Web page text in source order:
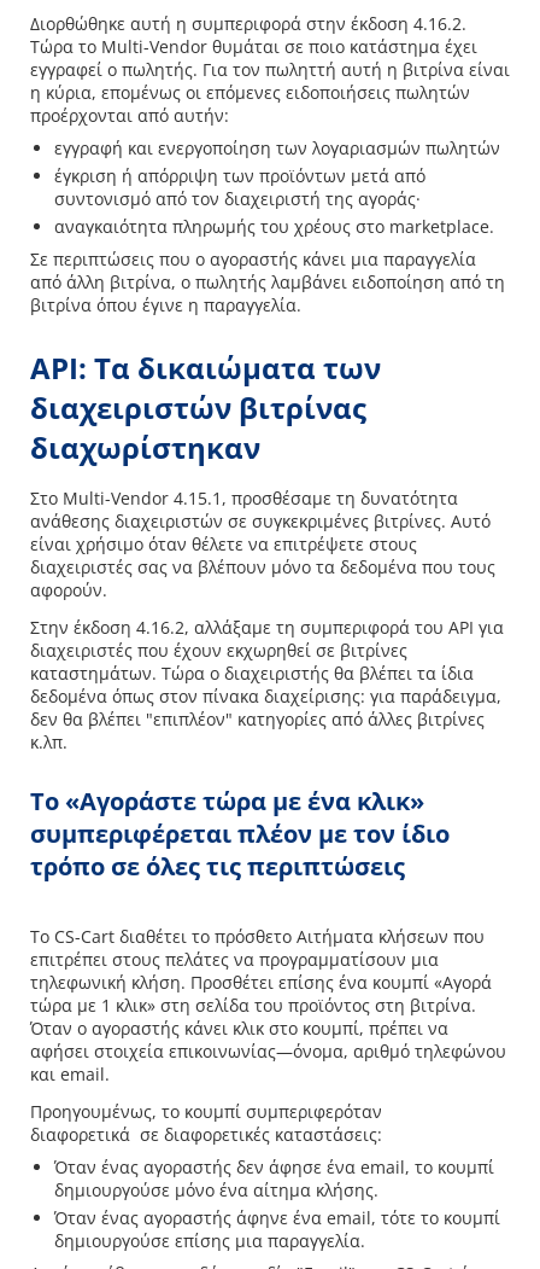
Διορθώθηκε αυτή η συμπεριφορά στην έκδοση 4.16.2.
Τώρα το Multi-Vendor θυμάται σε ποιο κατάστημα έχει
εγγραφεί ο πωλητής. Για τον πωληττή αυτή η βιτρίνα είναι
η κύρια, επομένως οι επόμενες ειδοποιήσεις πωλητών
προέρχονται από αυτήν:
εγγραφή και ενεργοποίηση των λογαριασμών πωλητών
έγκριση ή απόρριψη των προϊόντων μετά από
συντονισμό από τον διαχειριστή της αγοράς·
αναγκαιότητα πληρωμής του χρέους στο marketplace.
Σε περιπτώσεις που ο αγοραστής κάνει μια παραγγελία
από άλλη βιτρίνα, ο πωλητής λαμβάνει ειδοποίηση από τη
βιτρίνα όπου έγινε η παραγγελία.
API: Τα δικαιώματα των
διαχειριστών βιτρίνας
διαχωρίστηκαν
Στο Multi-Vendor 4.15.1, προσθέσαμε τη δυνατότητα
ανάθεσης διαχειριστών σε συγκεκριμένες βιτρίνες. Αυτό
είναι χρήσιμο όταν θέλετε να επιτρέψετε στους
διαχειριστές σας να βλέπουν μόνο τα δεδομένα που τους
αφορούν.
Στην έκδοση 4.16.2, αλλάξαμε τη συμπεριφορά του API για
διαχειριστές που έχουν εκχωρηθεί σε βιτρίνες
καταστημάτων. Τώρα ο διαχειριστής θα βλέπει τα ίδια
δεδομένα όπως στον πίνακα διαχείρισης: για παράδειγμα,
δεν θα βλέπει "επιπλέον" κατηγορίες από άλλες βιτρίνες
κ.λπ.
Το «Αγοράστε τώρα με ένα κλικ»
συμπεριφέρεται πλέον με τον ίδιο
τρόπο σε όλες τις περιπτώσεις
Το CS-Cart διαθέτει το πρόσθετο Αιτήματα κλήσεων που
επιτρέπει στους πελάτες να προγραμματίσουν μια
τηλεφωνική κλήση. Προσθέτει επίσης ένα κουμπί «Αγορά
τώρα με 1 κλικ» στη σελίδα του προϊόντος στη βιτρίνα.
Όταν ο αγοραστής κάνει κλικ στο κουμπί, πρέπει να
αφήσει στοιχεία επικοινωνίας—όνομα, αριθμό τηλεφώνου
και email.
Προηγουμένως, το κουμπί συμπεριφερόταν
διαφορετικά σε διαφορετικές καταστάσεις:
Όταν ένας αγοραστής δεν άφησε ένα email, το κουμπί
δημιουργούσε μόνο ένα αίτημα κλήσης.
Όταν ένας αγοραστής άφηνε ένα email, τότε το κουμπί
δημιουργούσε επίσης μια παραγγελία.